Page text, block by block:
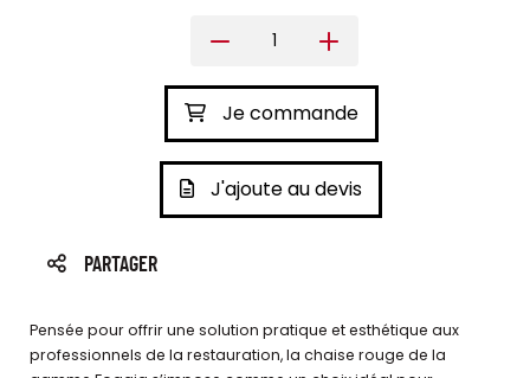
Je commande
J'ajoute au devis
PARTAGER
Pensée pour offrir une solution pratique et esthétique aux
professionnels de la restauration, la chaise rouge de la